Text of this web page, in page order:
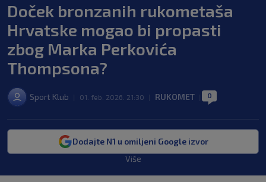
Doček bronzanih rukometaša
Hrvatske mogao bi propasti
zbog Marka Perkovića
Thompsona?
Sport Klub 01. feb. 2026. 21:30 RUKOMET 0
Dodajte N1 u omiljeni Google izvor
Više